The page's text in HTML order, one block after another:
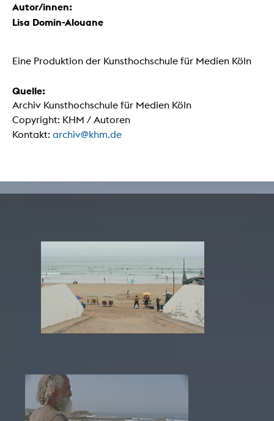
Autor/innen:
Lisa Domin-Alouane
Eine Produktion der Kunsthochschule für Medien Köln
Quelle:
Archiv Kunsthochschule für Medien Köln
Copyright: KHM / Autoren
Kontakt: archiv@khm.de